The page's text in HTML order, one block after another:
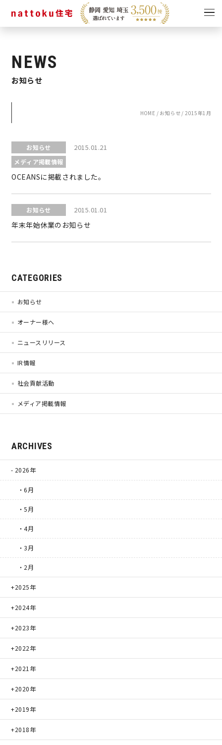
見学会
OWNER’S SITE オーナーズサイト
nattoku
理想の暮らしを引き出すデザイン力
家具まで標準仕様の空間コーディネート
身体に優しい自然素材の家
耐震等級3 & 許容応力度計算 全棟標準
徹底したコストダウンの追求
頑丈で長持ちの外壁
2030年の省エネ基準住宅
100年点検住宅
快適な室内環境へのこだわり
生涯続く安心のアフターフォロー
NEWS
お知らせ
HOME / お知らせ/2015年1月
お知らせ
メディア掲載情報
2015.01.21
OCEANSに掲載されました。
お知らせ 2015.01.01
年末年始休業のお知らせ
CATEGORIES
お知らせ
オーナー様へ
ニュースリリース
IR情報
社会貢献活動
メディア掲載情報
ARCHIVES
2026年
・6月
・5月
・4月
・3月
・2月
2025年
2024年
2023年
2022年
2021年
2020年
2019年
2018年